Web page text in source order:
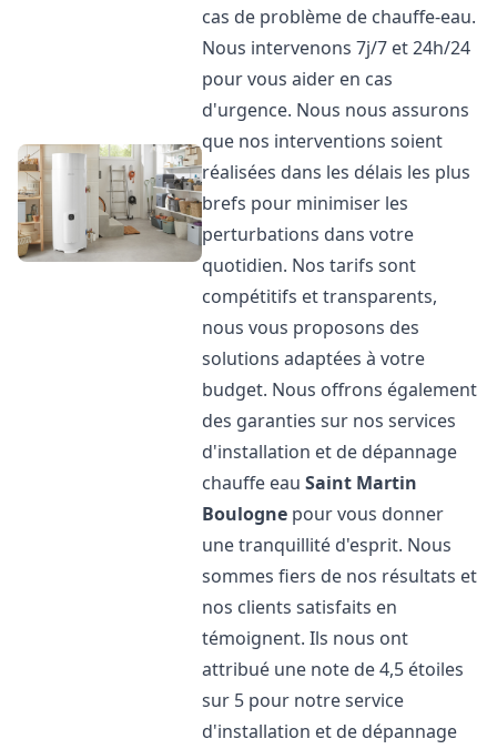
cas de problème de chauffe-eau.
Nous intervenons 7j/7 et 24h/24
pour vous aider en cas
d'urgence. Nous nous assurons
que nos interventions soient
réalisées dans les délais les plus
brefs pour minimiser les
perturbations dans votre
quotidien. Nos tarifs sont
compétitifs et transparents,
nous vous proposons des
solutions adaptées à votre
budget. Nous offrons également
des garanties sur nos services
d'installation et de dépannage
chauffe eauSaint Martin
Boulogne pour vous donner
une tranquillité d'esprit. Nous
sommes fiers de nos résultats et
nos clients satisfaits en
témoignent. Ils nous ont
attribué une note de 4,5 étoiles
sur 5 pour notre service
d'installation et de dépannage